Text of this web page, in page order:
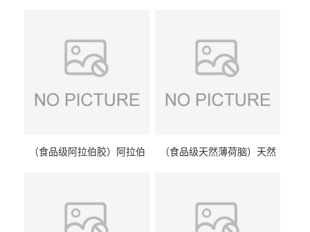
（食品级阿拉伯胶）阿拉伯
（食品级天然薄荷脑）天然